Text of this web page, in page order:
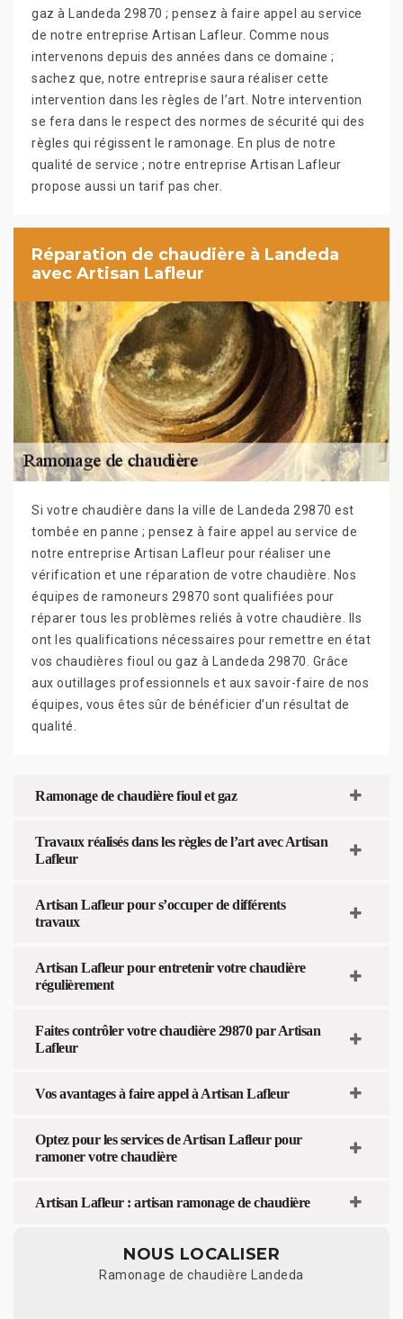
gaz à Landeda 29870 ; pensez à faire appel au service
de notre entreprise Artisan Lafleur. Comme nous
intervenons depuis des années dans ce domaine ;
sachez que, notre entreprise saura réaliser cette
intervention dans les règles de l’art. Notre intervention
se fera dans le respect des normes de sécurité qui des
règles qui régissent le ramonage. En plus de notre
qualité de service ; notre entreprise Artisan Lafleur
propose aussi un tarif pas cher.
Réparation de chaudière à Landeda
avec Artisan Lafleur
Si votre chaudière dans la ville de Landeda 29870 est
tombée en panne ; pensez à faire appel au service de
notre entreprise Artisan Lafleur pour réaliser une
vérification et une réparation de votre chaudière. Nos
équipes de ramoneurs 29870 sont qualifiées pour
réparer tous les problèmes reliés à votre chaudière. Ils
ont les qualifications nécessaires pour remettre en état
vos chaudières fioul ou gaz à Landeda 29870. Grâce
aux outillages professionnels et aux savoir-faire de nos
équipes, vous êtes sûr de bénéficier d’un résultat de
qualité.
Ramonage de chaudière fioul et gaz
Travaux réalisés dans les règles de l’art avec Artisan
Lafleur
Artisan Lafleur pour s’occuper de différents
travaux
Artisan Lafleur pour entretenir votre chaudière
régulièrement
Faites contrôler votre chaudière 29870 par Artisan
Lafleur
Vos avantages à faire appel à Artisan Lafleur
Optez pour les services de Artisan Lafleur pour
ramoner votre chaudière
Artisan Lafleur : artisan ramonage de chaudière
NOUS LOCALISER
Ramonage de chaudière Landeda